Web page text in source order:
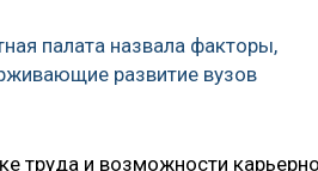
палата назвала факторы,
развитие вузов
труда и возможности